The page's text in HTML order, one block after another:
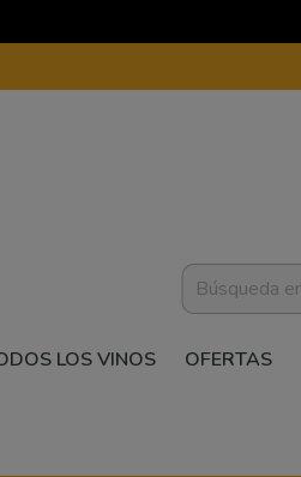
LOS VINOS OFERTAS